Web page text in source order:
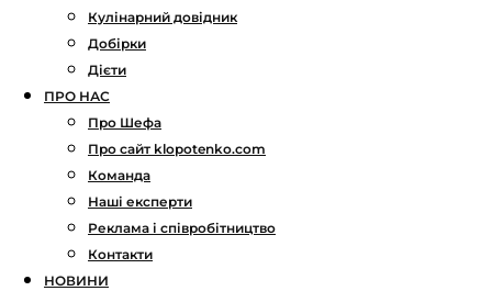
Кулінарний довідник
Добірки
Дієти
ПРО НАС
Про Шефа
Про сайт klopotenko.com
Команда
Наші експерти
Реклама і співробітництво
Контакти
НОВИНИ